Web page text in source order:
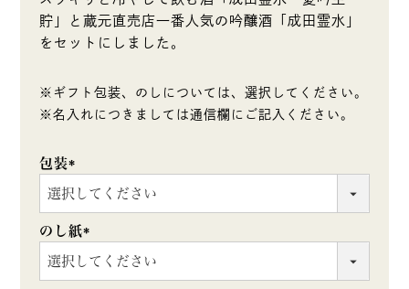
貯」と蔵元直売店一番人気の吟醸酒「成田霊水」
をセットにしました。
※ギフト包装、のしについては、選択してください。
※名入れにつきましては通信欄にご記入ください。
包装
(必
須)
のし紙
(必
須)